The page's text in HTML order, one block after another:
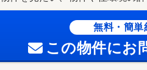
無料・簡単
この物件にお